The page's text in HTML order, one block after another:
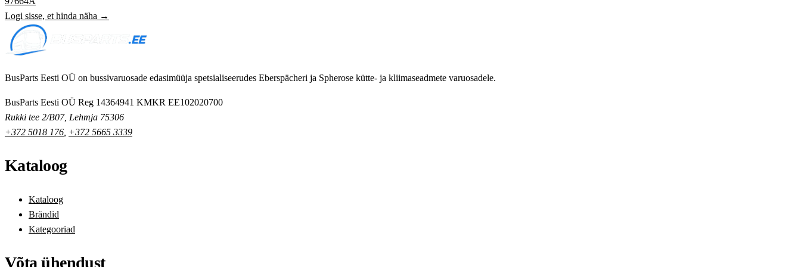
Logi sisse, et hinda näha →
BusParts Eesti OÜ on bussivaruosade edasimüüja spetsialiseerudes Eberspächeri ja Spherose kütte- ja kliimaseadmete varuosadele.
BusParts Eesti OÜ Reg 14364941 KMKR EE102020700
Rukki tee 2/B07, Lehmja 75306
+372 5018 176 +372 5665 3339
Kataloog
Kataloog
Brändid
Kategooriad
Võta ühendust